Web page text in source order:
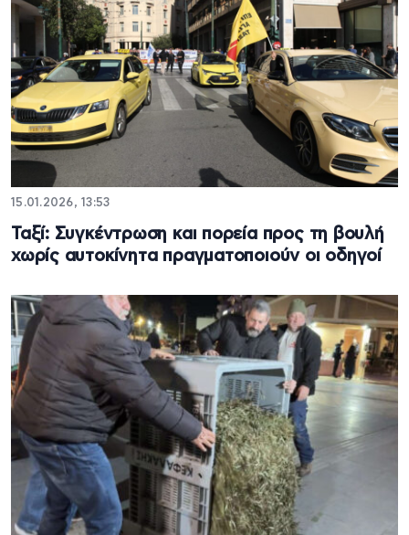
15.01.2026, 13:53
Ταξί: Συγκέντρωση και πορεία προς τη βουλή
χωρίς αυτοκίνητα πραγματοποιούν oι οδηγοί